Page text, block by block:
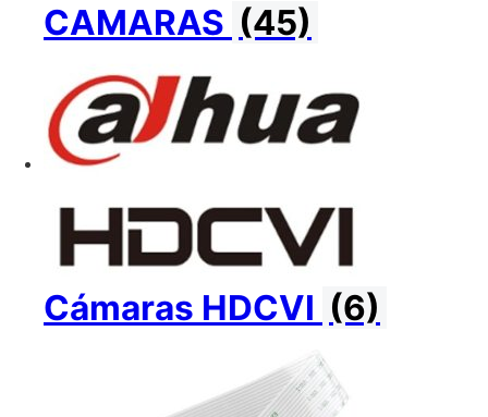
CAMARAS (45)
Cámaras HDCVI (6)